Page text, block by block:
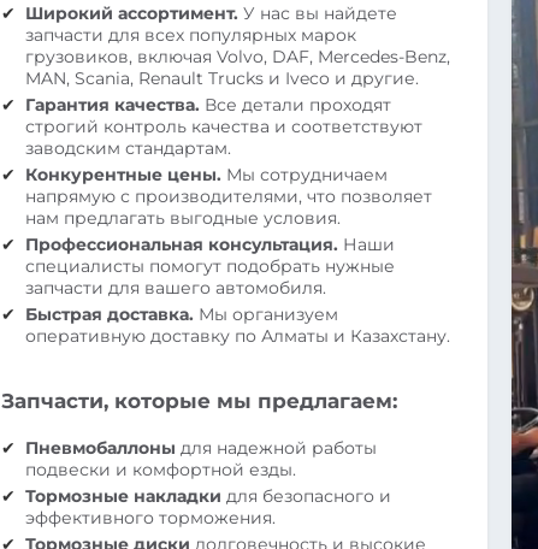
Широкий ассортимент. У нас вы найдете
запчасти для всех популярных марок
грузовиков, включая Volvo, DAF, Mercedes-Benz,
MAN, Scania, Renault Trucks и Iveco и другие.
Гарантия качества. Все детали проходят
строгий контроль качества и соответствуют
заводским стандартам.
Конкурентные цены. Мы сотрудничаем
напрямую с производителями, что позволяет
нам предлагать выгодные условия.
Профессиональная консультация. Наши
специалисты помогут подобрать нужные
запчасти для вашего автомобиля.
Быстрая доставка. Мы организуем
оперативную доставку по Алматы и Казахстану.
Запчасти, которые мы предлагаем:
Пневмобаллоны для надежной работы
подвески и комфортной езды.
Тормозные накладки для безопасного и
эффективного торможения.
Тормозные диски долговечность и высокие